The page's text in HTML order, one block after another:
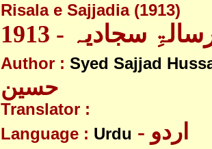
Risala e Sajjadia (1913)
سجادیہ - 1913
Author : Syed Sajjad
حسین
Translator :
Language : Urdu - اردو